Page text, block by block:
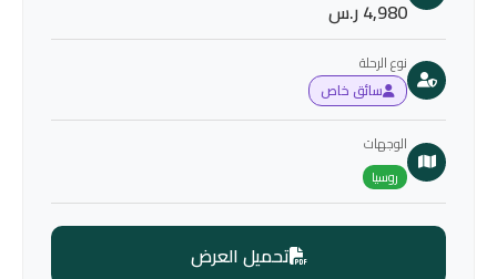
4,980 ر.س
نوع الرحلة
سائق خاص
الوجهات
روسيا
تحميل العرض